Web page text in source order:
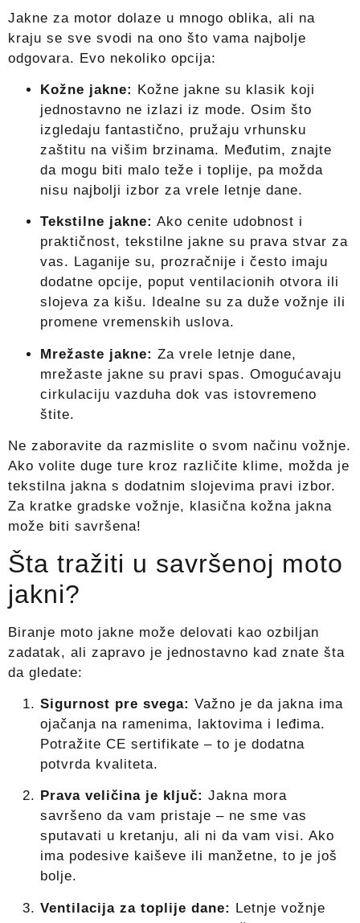
Jakne za motor dolaze u mnogo oblika, ali na
kraju se sve svodi na ono što vama najbolje
odgovara. Evo nekoliko opcija:
Kožne jakne: Kožne jakne su klasik koji
jednostavno ne izlazi iz mode. Osim što
izgledaju fantastično, pružaju vrhunsku
zaštitu na višim brzinama. Međutim, znajte
da mogu biti malo teže i toplije, pa možda
nisu najbolji izbor za vrele letnje dane.
Tekstilne jakne: Ako cenite udobnost i
praktičnost, tekstilne jakne su prava stvar za
vas. Laganije su, prozračnije i često imaju
dodatne opcije, poput ventilacionih otvora ili
slojeva za kišu. Idealne su za duže vožnje ili
promene vremenskih uslova.
Mrežaste jakne: Za vrele letnje dane,
mrežaste jakne su pravi spas. Omogućavaju
cirkulaciju vazduha dok vas istovremeno
štite.
Ne zaboravite da razmislite o svom načinu vožnje.
Ako volite duge ture kroz različite klime, možda je
tekstilna jakna s dodatnim slojevima pravi izbor.
Za kratke gradske vožnje, klasična kožna jakna
može biti savršena!
Šta tražiti u savršenoj moto
jakni?
Biranje moto jakne može delovati kao ozbiljan
zadatak, ali zapravo je jednostavno kad znate šta
da gledate:
Sigurnost pre svega: Važno je da jakna ima
ojačanja na ramenima, laktovima i leđima.
Potražite CE sertifikate – to je dodatna
potvrda kvaliteta.
Prava veličina je ključ: Jakna mora
savršeno da vam pristaje – ne sme vas
sputavati u kretanju, ali ni da vam visi. Ako
ima podesive kaiševe ili manžetne, to je još
bolje.
Ventilacija za toplije dane: Letnje vožnje